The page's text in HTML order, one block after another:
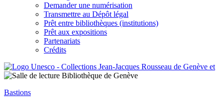
Demander une numérisation
Transmettre au Dépôt légal
Prêt entre bibliothèques (institutions)
Prêt aux expositions
Partenariats
Crédits
Bastions